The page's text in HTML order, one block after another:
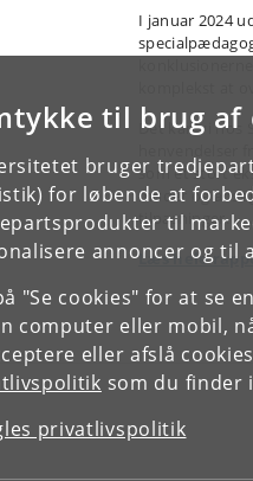
til brug af
bruger
for løbende at
til
annoncer og til
"Se cookies" for at se
computer eller mobil,
eller afslå
som du finder
privatlivspolitik
I januar 2024
Det kan vi hos
som etstort
møder og
tilpasninger.
Læs hele